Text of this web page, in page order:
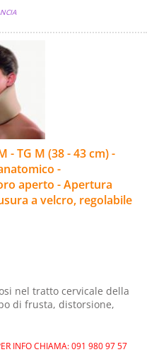
- TG M (38 - 43 cm) -
-
aperto - Apertura
a velcro, regolabile
nel tratto cervicale della
di frusta, distorsione,
INFO CHIAMA: 091 980 97 57